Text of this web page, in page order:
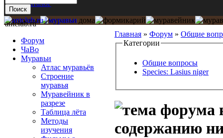
Каталог
Главная » Форум » Общие
Категории
Общие вопросы
Species: Lasius niger
содержанию
antclub.ru
Форум
ЧаВо
Муравьи
Атлас муравьёв
Строение
муравья
Муравейник в
разрезе
Таблица лёта
Методы
изучения